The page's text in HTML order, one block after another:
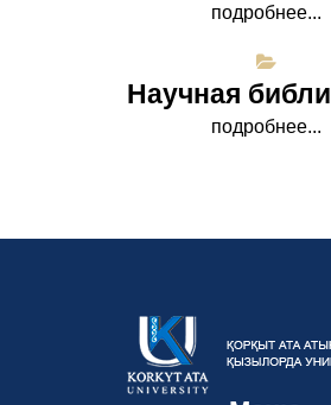
подробнее...
Научная
подробнее...